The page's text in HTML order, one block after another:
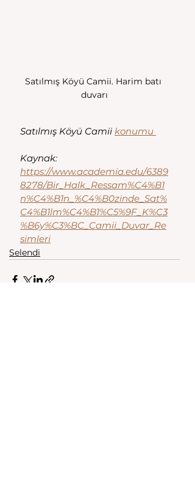
Satılmış Köyü Camii. Harim batı
duvarı
Satılmış Köyü Camii konumu
Kaynak:
https://www.academia.edu/6389
8278/Bir_Halk_Ressam%C4%B1
n%C4%B1n_%C4%B0zinde_Sat%
C4%B1lm%C4%B1%C5%9F_K%C3
%B6y%C3%BC_Camii_Duvar_Re
simleri
Selendi